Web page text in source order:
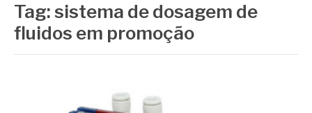
Tag:sistema de dosagem de
fluidos em promoção